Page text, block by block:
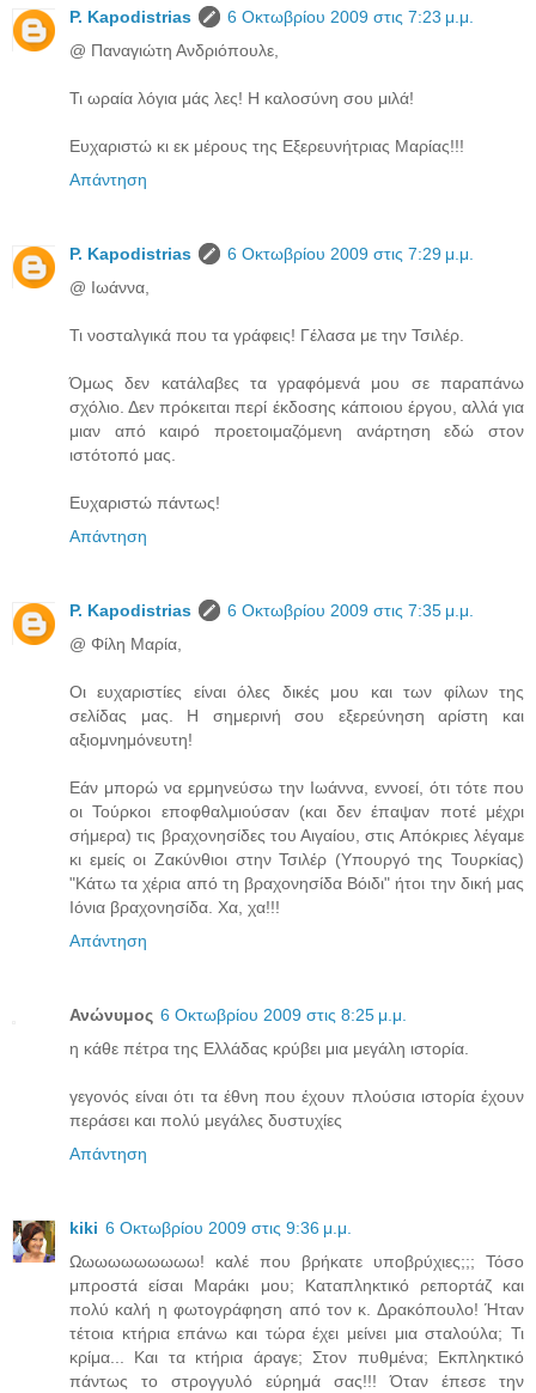
P. Kapodistrias
6 Οκτωβρίου 2009 στις 7:23 μ.μ.
@ Παναγιώτη Ανδριόπουλε,
Τι ωραία λόγια μάς λες! Η καλοσύνη σου μιλά!
Ευχαριστώ κι εκ μέρους της Εξερευνήτριας Μαρίας!!!
Απάντηση
P. Kapodistrias
6 Οκτωβρίου 2009 στις 7:29 μ.μ.
@ Ιωάννα,
Τι νοσταλγικά που τα γράφεις! Γέλασα με την Τσιλέρ.
Όμως δεν κατάλαβες τα γραφόμενά μου σε παραπάνω
σχόλιο. Δεν πρόκειται περί έκδοσης κάποιου έργου, αλλά για
μιαν από καιρό προετοιμαζόμενη ανάρτηση εδώ στον
ιστότοπό μας.
Ευχαριστώ πάντως!
Απάντηση
P. Kapodistrias
6 Οκτωβρίου 2009 στις 7:35 μ.μ.
@ Φίλη Μαρία,
Οι ευχαριστίες είναι όλες δικές μου και των φίλων της
σελίδας μας. Η σημερινή σου εξερεύνηση αρίστη και
αξιομνημόνευτη!
Εάν μπορώ να ερμηνεύσω την Ιωάννα, εννοεί, ότι τότε που
οι Τούρκοι εποφθαλμιούσαν (και δεν έπαψαν ποτέ μέχρι
σήμερα) τις βραχονησίδες του Αιγαίου, στις Απόκριες λέγαμε
κι εμείς οι Ζακύνθιοι στην Τσιλέρ (Υπουργό της Τουρκίας)
"Κάτω τα χέρια από τη βραχονησίδα Βόιδι" ήτοι την δική μας
Ιόνια βραχονησίδα. Χα, χα!!!
Απάντηση
Ανώνυμος 6 Οκτωβρίου 2009 στις 8:25 μ.μ.
η κάθε πέτρα της Ελλάδας κρύβει μια μεγάλη ιστορία.
γεγονός είναι ότι τα έθνη που έχουν πλούσια ιστορία έχουν
περάσει και πολύ μεγάλες δυστυχίες
Απάντηση
kiki 6 Οκτωβρίου 2009 στις 9:36 μ.μ.
Ωωωωωωωωωω! καλέ που βρήκατε υποβρύχιες;;; Τόσο
μπροστά είσαι Μαράκι μου; Καταπληκτικό ρεπορτάζ και
πολύ καλή η φωτογράφηση από τον κ. Δρακόπουλο! Ήταν
τέτοια κτήρια επάνω και τώρα έχει μείνει μια σταλούλα; Τι
κρίμα... Και τα κτήρια άραγε; Στον πυθμένα; Εκπληκτικό
πάντως το στρογγυλό εύρημά σας!!! Όταν έπεσε την